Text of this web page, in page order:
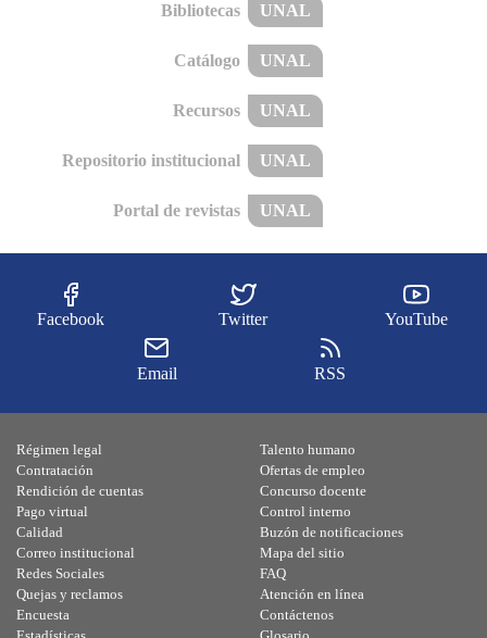
Bibliotecas UNAL
Catálogo UNAL
Recursos UNAL
Repositorio institucional UNAL
Portal de revistas UNAL
Facebook Twitter YouTube
Email RSS
Régimen legal
Contratación
Rendición de cuentas
Pago virtual
Calidad
Talento humano
Ofertas de empleo
Concurso docente
Control interno
Buzón de notificaciones
Correo institucional
Redes Sociales
Quejas y reclamos
Encuesta
Mapa del sitio
FAQ
Atención en línea
Contáctenos